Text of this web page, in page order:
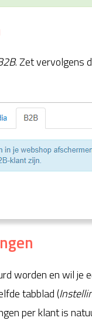
. Zet vervolgens
worden en wil je
tabblad (
per klant is